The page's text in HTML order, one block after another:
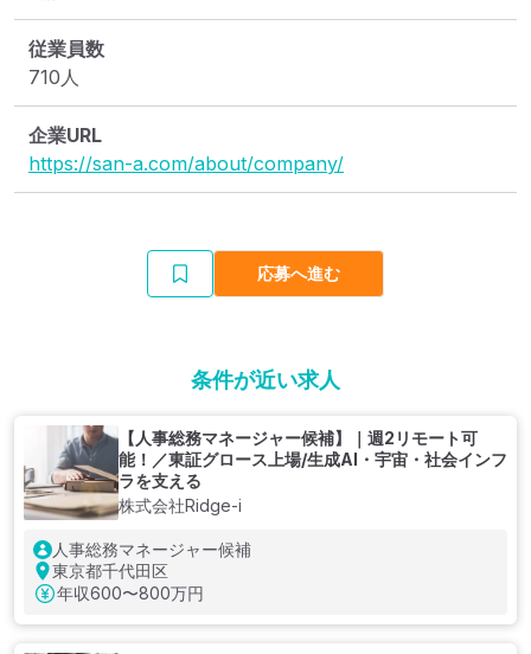
従業員数
710人
企業URL
https://san-a.com/about/company/
応募へ進む
条件が近い求人
【人事総務マネージャー候補】｜週2リモート可
能！／東証グロース上場/生成AI・宇宙・社会インフ
ラを支える
株式会社Ridge-i
人事総務マネージャー候補
東京都千代田区
年収600〜800万円